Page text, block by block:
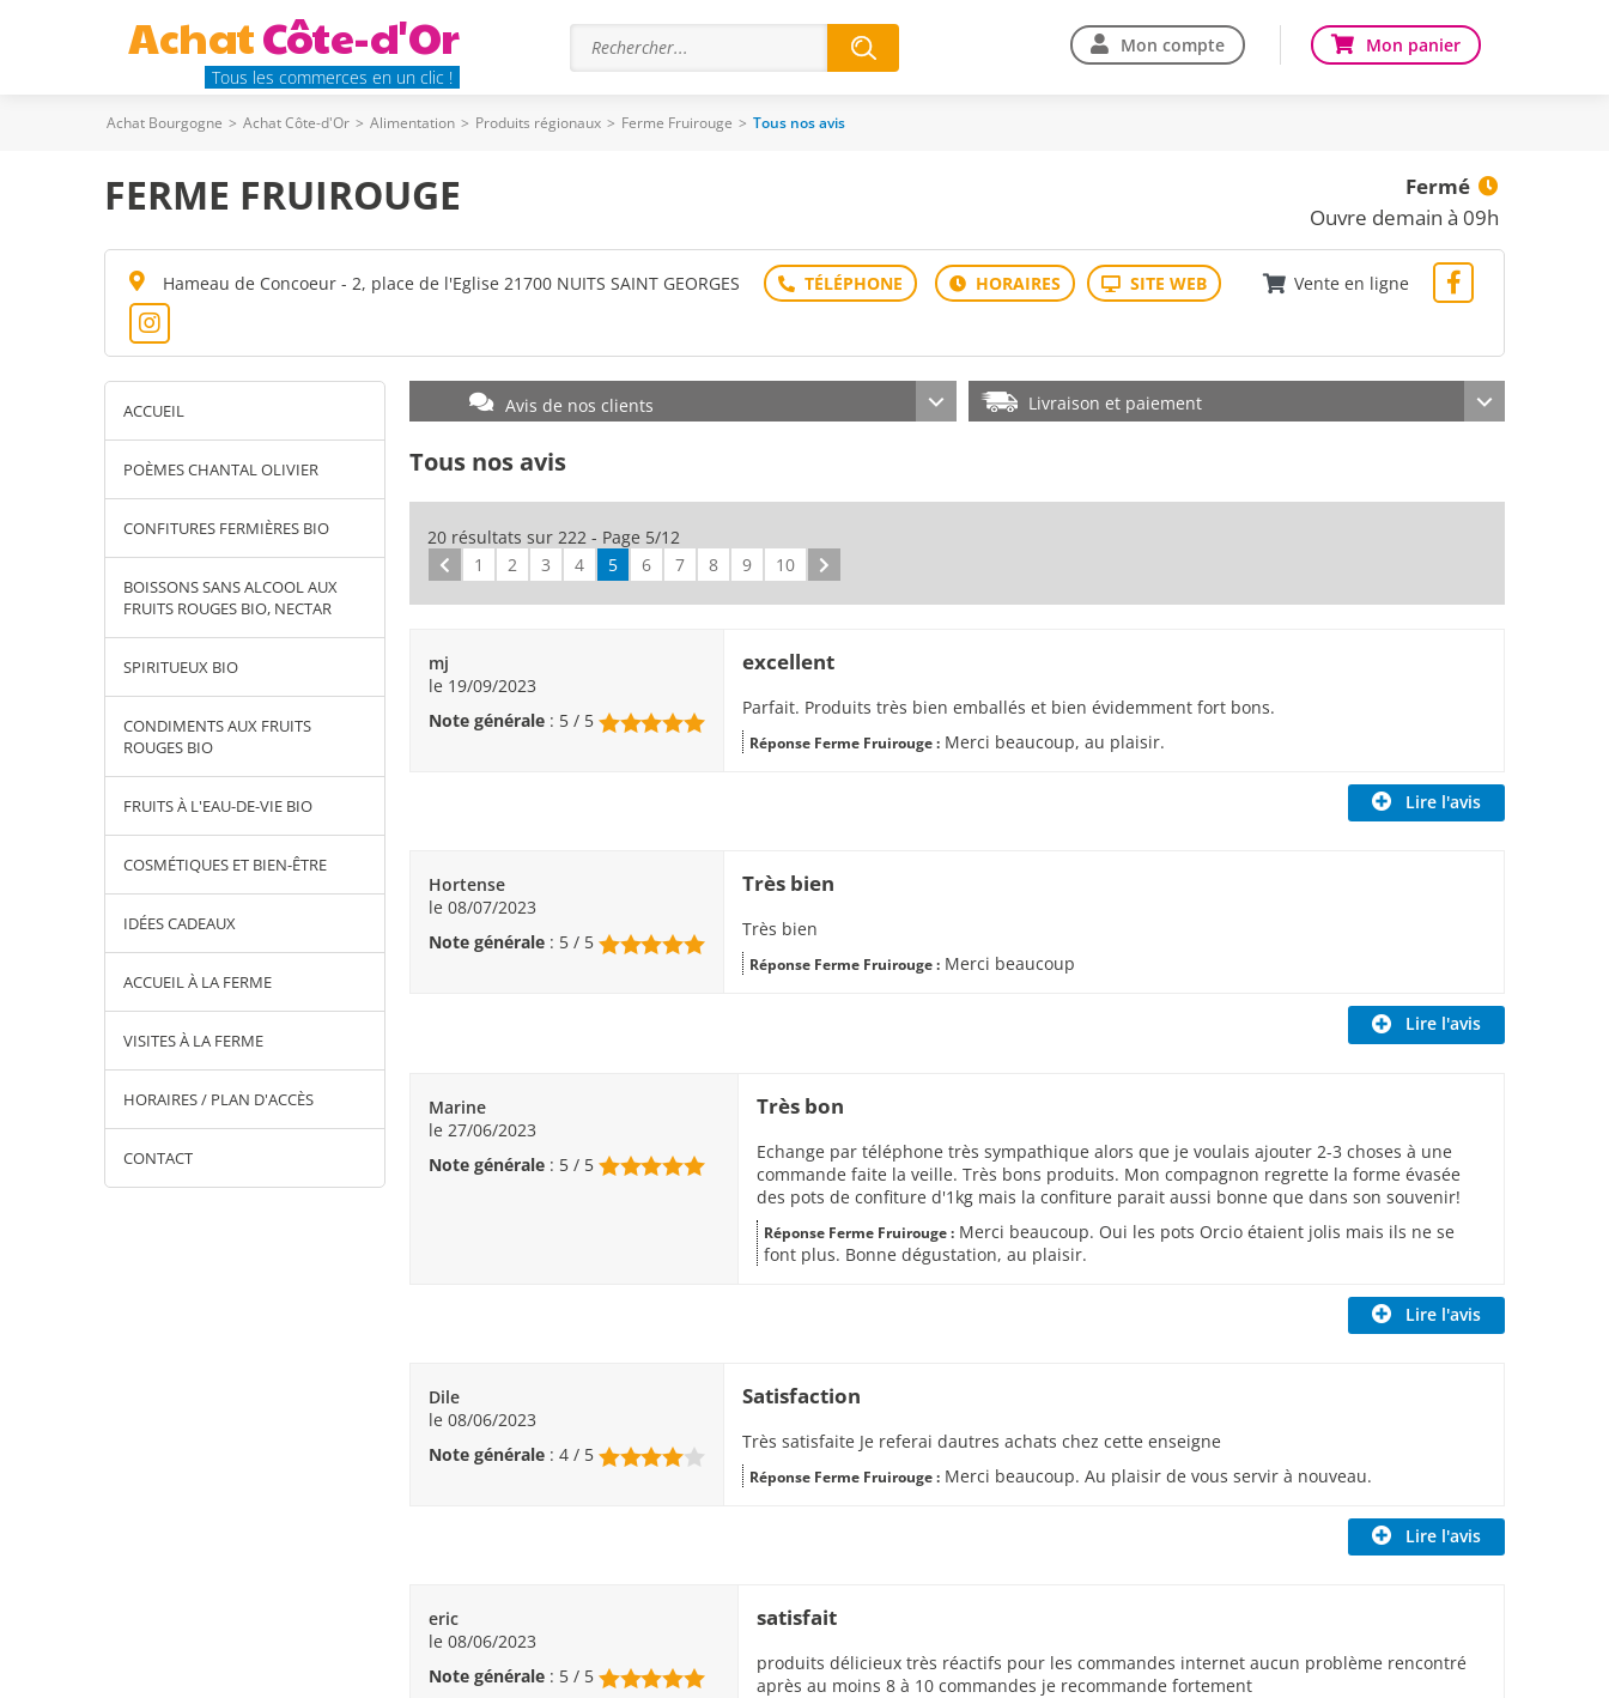
AchatCôte-d'Or
Tous les commerces en un clic !
Mon compte Mon panier
Achat Bourgogne > Achat Côte-d'Or > Alimentation > Produits régionaux > Ferme Fruirouge > Tous nos avis
FERME FRUIROUGE
Fermé
Ouvre demain à 09h
Hameau de Concoeur - 2, place de l'Eglise 21700 NUITS SAINT GEORGES Vente en ligne
ACCUEIL
POÈMES CHANTAL OLIVIER
CONFITURES FERMIÈRES BIO
BOISSONS SANS ALCOOL AUX
FRUITS ROUGES BIO, NECTAR
SPIRITUEUX BIO
CONDIMENTS AUX FRUITS
ROUGES BIO
FRUITS À L'EAU-DE-VIE BIO
COSMÉTIQUES ET BIEN-ÊTRE
IDÉES CADEAUX
ACCUEIL À LA FERME
VISITES À LA FERME
HORAIRES / PLAN D'ACCÈS
CONTACT
Avis de nos clients Livraison et paiement
Tous nos avis
20 résultats sur 222 - Page 5/12
Précédent
1 2 3 4 5 6 7 8 9 10
mj
le 19/09/2023
Note générale : 5 / 5
excellent
Parfait. Produits très bien emballés et bien évidemment fort bons.
Réponse Ferme Fruirouge : Merci beaucoup, au plaisir.
Lire l'avis
Hortense
le 08/07/2023
Note générale : 5 / 5
Très bien
Très bien
Réponse Ferme Fruirouge : Merci beaucoup
Lire l'avis
Marine
le 27/06/2023
Note générale : 5 / 5
Très bon
Echange par téléphone très sympathique alors que je voulais ajouter 2-3 choses à une
commande faite la veille. Très bons produits. Mon compagnon regrette la forme évasée
des pots de confiture d'1kg mais la confiture parait aussi bonne que dans son souvenir!
Réponse Ferme Fruirouge : Merci beaucoup. Oui les pots Orcio étaient jolis mais ils ne se
font plus. Bonne dégustation, au plaisir.
Lire l'avis
Dile
le 08/06/2023
Note générale : 4 / 5
Satisfaction
Très satisfaite Je referai dautres achats chez cette enseigne
Réponse Ferme Fruirouge : Merci beaucoup. Au plaisir de vous servir à nouveau.
Lire l'avis
eric
le 08/06/2023
Note générale : 5 / 5
satisfait
produits délicieux très réactifs pour les commandes internet aucun problème rencontré
après au moins 8 à 10 commandes je recommande fortement